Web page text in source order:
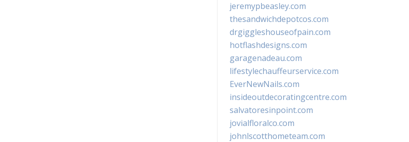
jeremypbeasley.com
thesandwichdepotcos.com
drgiggleshouseofpain.com
hotflashdesigns.com
garagenadeau.com
lifestylechauffeurservice.com
EverNewNails.com
insideoutdecoratingcentre.com
salvatoresinpoint.com
jovialfloralco.com
johnlscotthometeam.com